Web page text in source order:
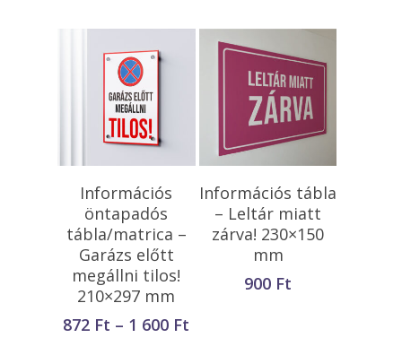
900 Ft
-
Opciók Választása
Információs
öntapadós
tábla/matrica –
Garázs előtt
megállni tilos!
210×297 mm
872 Ft – 1 600 Ft
Kosárba
Teszem
Információs tábla
– Leltár miatt
zárva! 230×150
mm
900 Ft